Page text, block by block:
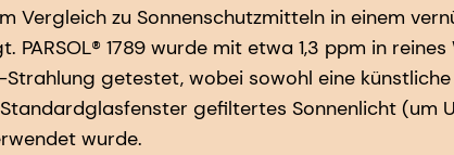
Vergleich zu Sonnenschutzmitteln in einem
PARSOL® 1789 wurde mit etwa 1,3 ppm in
getestet, wobei sowohl eine künstliche
gefiltertes Sonnenlicht (um
wurde.